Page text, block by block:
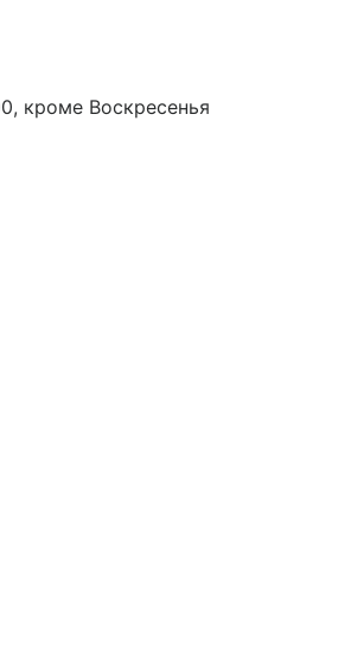
кроме Воскресенья